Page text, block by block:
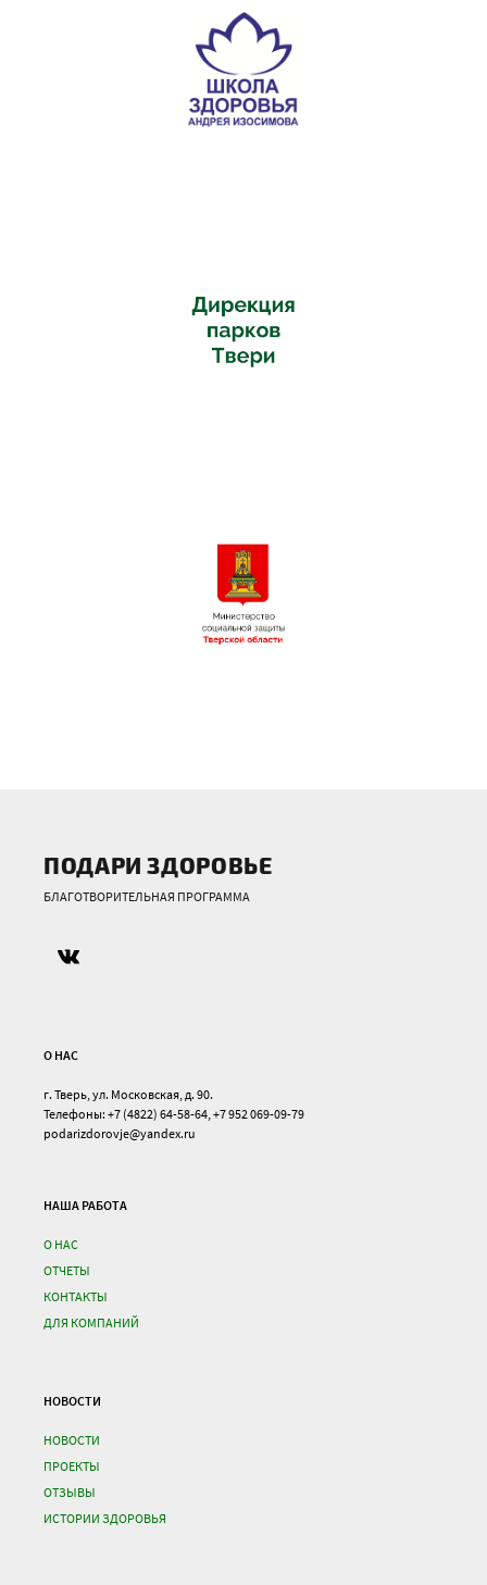
ПОДАРИ ЗДОРОВЬЕ
БЛАГОТВОРИТЕЛЬНАЯ ПРОГРАММА
О НАС
г. Тверь, ул. Московская, д. 90.
Телефоны: +7 (4822) 64-58-64, +7 952 069-09-79
podarizdorovje@yandex.ru
НАША РАБОТА
О НАС
ОТЧЕТЫ
КОНТАКТЫ
ДЛЯ КОМПАНИЙ
НОВОСТИ
НОВОСТИ
ПРОЕКТЫ
ОТЗЫВЫ
ИСТОРИИ ЗДОРОВЬЯ